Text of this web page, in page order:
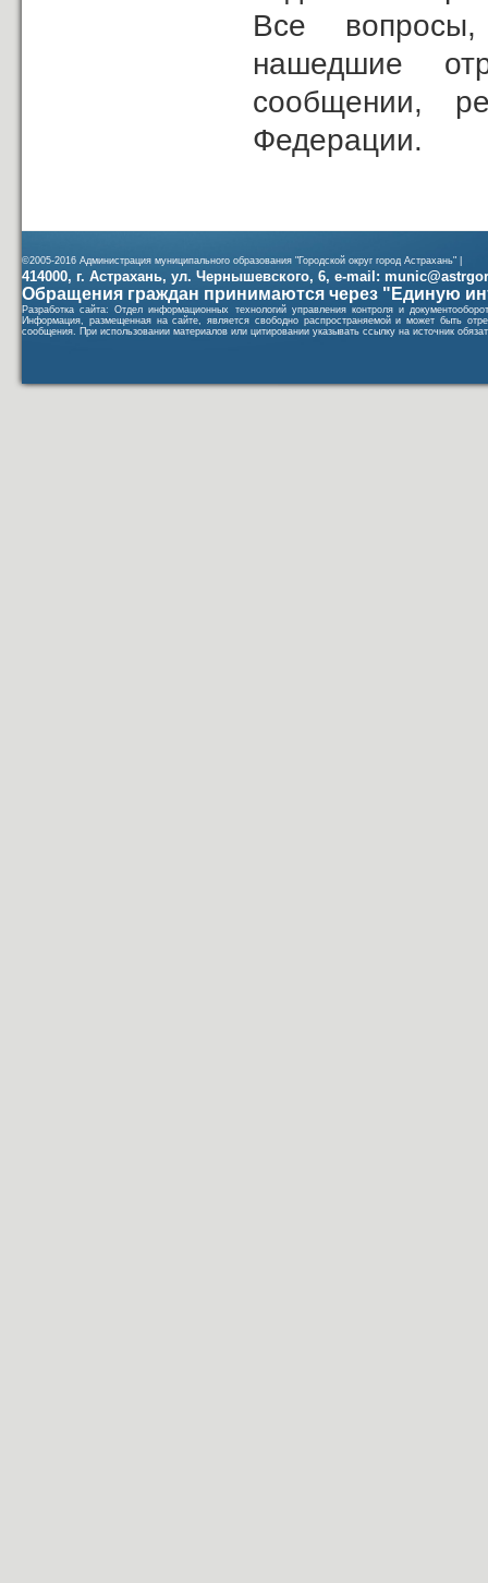
Все
нашедшие
сообщении,
Федерации.
©2005-2016 Администрация муниципального образования "Городской округ город Астрахань" |
414000, г. Астрахань, ул. Чернышевского, 6, e-mail:
Обращения граждан принимаются через "Единую
Разработка сайта: Отдел информационных технологий управления контроля и
Информация, размещенная на сайте, является свободно распространяемой и может быть
сообщения. При использовании материалов или цитировании указывать ссылку на источник